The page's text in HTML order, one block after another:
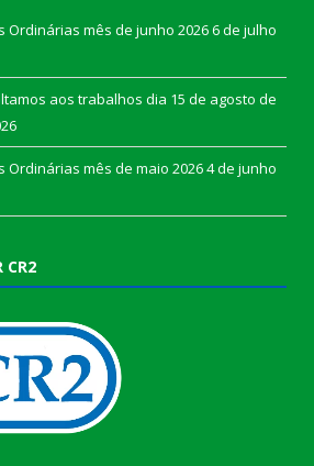
Ordinárias mês de junho 20266 de julho
aos trabalhos dia 15 de agosto de
Ordinárias mês de maio 20264 de junho
CR2